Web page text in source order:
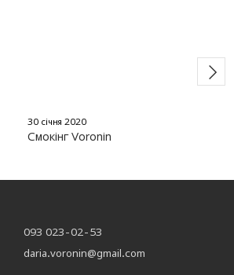
30 січня 2020
Cмокінг Voronin
093 023-02-53
daria.voronin@gmail.com